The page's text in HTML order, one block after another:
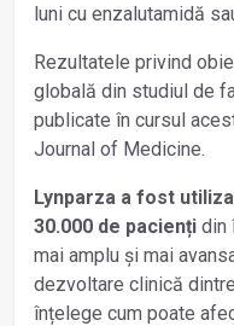
luni cu enzalutamidă
Rezultatele privind
globală din studiul de
publicate în cursul
Journal of Medicine.
Lynparza a fost
30.000 de pacienți din
mai amplu și mai
dezvoltare clinică
înțelege cum poate